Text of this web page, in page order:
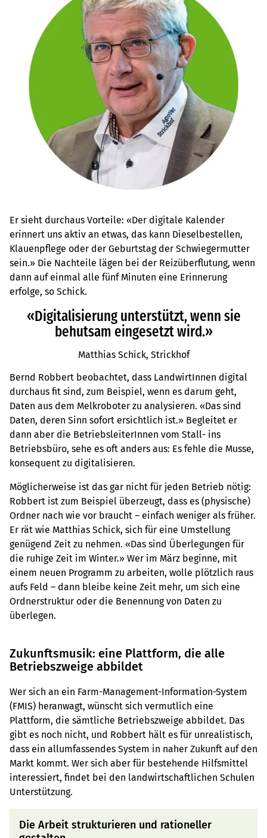
Er sieht durchaus Vorteile: «Der digitale Kalender
erinnert uns aktiv an etwas, das kann Dieselbestellen,
Klauenpflege oder der Geburtstag der Schwiegermutter
sein.» Die Nachteile lägen bei der Reizüberflutung, wenn
dann auf einmal alle fünf Minuten eine Erinnerung
erfolge, so Schick.
«Digitalisierung unterstützt, wenn sie
behutsam eingesetzt wird.»
Matthias Schick, Strickhof
Bernd Robbert beobachtet, dass LandwirtInnen digital
durchaus fit sind, zum Beispiel, wenn es darum geht,
Daten aus dem Melkroboter zu analysieren. «Das sind
Daten, deren Sinn sofort ersichtlich ist.» Begleitet er
dann aber die BetriebsleiterInnen vom Stall- ins
Betriebsbüro, sehe es oft anders aus: Es fehle die Musse,
konsequent zu digitalisieren.
Möglicherweise ist das gar nicht für jeden Betrieb nötig:
Robbert ist zum Beispiel überzeugt, dass es (physische)
Ordner nach wie vor braucht – einfach weniger als früher.
Er rät wie Matthias Schick, sich für eine Umstellung
genügend Zeit zu nehmen. «Das sind Überlegungen für
die ruhige Zeit im Winter.» Wer im März beginne, mit
einem neuen Programm zu arbeiten, wolle plötzlich raus
aufs Feld – dann bleibe keine Zeit mehr, um sich eine
Ordnerstruktur oder die Benennung von Daten zu
überlegen.
Zukunftsmusik: eine Plattform, die alle
Betriebszweige abbildet
Wer sich an ein Farm-Management-Information-System
(FMIS) heranwagt, wünscht sich vermutlich eine
Plattform, die sämtliche Betriebszweige abbildet. Das
gibt es noch nicht, und Robbert hält es für unrealistisch,
dass ein allumfassendes System in naher Zukunft auf den
Markt kommt. Wer sich aber für bestehende Hilfsmittel
interessiert, findet bei den landwirtschaftlichen Schulen
Unterstützung.
Die Arbeit strukturieren und rationeller